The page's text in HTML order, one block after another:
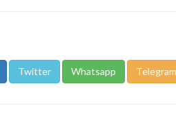
Twitter Whatsapp Telegram